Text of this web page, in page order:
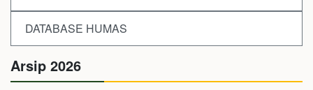
DATABASE HUMAS
Arsip 2026